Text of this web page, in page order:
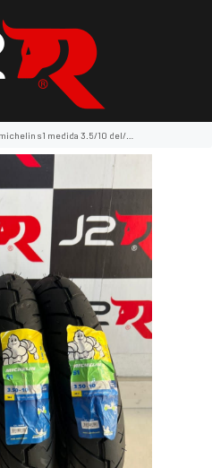
s1 medida 3.5/10 del/pos equivale 100/90/10